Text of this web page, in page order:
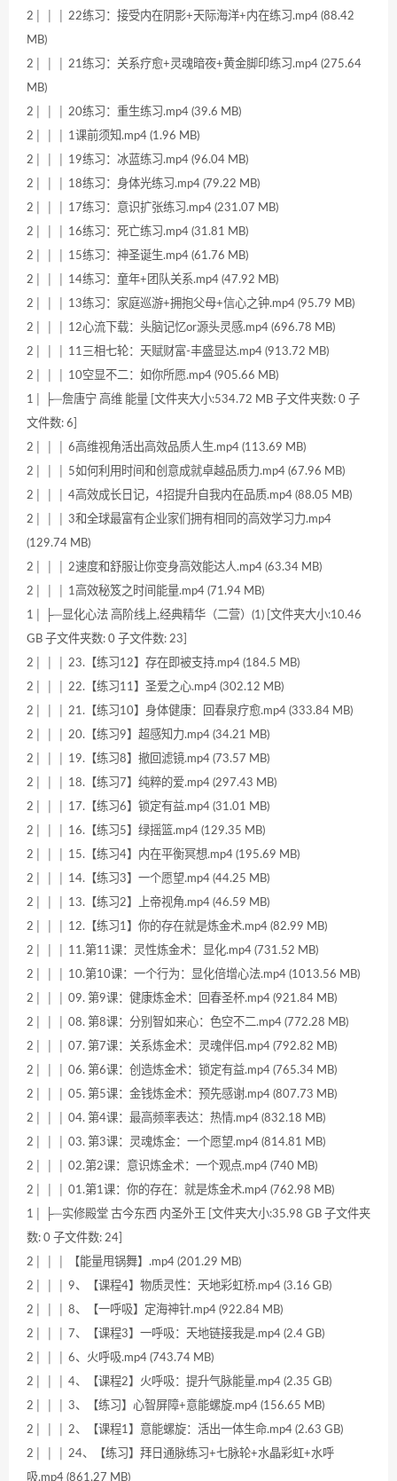
2│ │ │ 22练习：接受内在阴影+天际海洋+内在练习.mp4 (88.42
MB)
2│ │ │ 21练习：关系疗愈+灵魂暗夜+黄金脚印练习.mp4 (275.64
MB)
2│ │ │ 20练习：重生练习.mp4 (39.6 MB)
2│ │ │ 1课前须知.mp4 (1.96 MB)
2│ │ │ 19练习：冰蓝练习.mp4 (96.04 MB)
2│ │ │ 18练习：身体光练习.mp4 (79.22 MB)
2│ │ │ 17练习：意识扩张练习.mp4 (231.07 MB)
2│ │ │ 16练习：死亡练习.mp4 (31.81 MB)
2│ │ │ 15练习：神圣诞生.mp4 (61.76 MB)
2│ │ │ 14练习：童年+团队关系.mp4 (47.92 MB)
2│ │ │ 13练习：家庭巡游+拥抱父母+信心之钟.mp4 (95.79 MB)
2│ │ │ 12心流下载：头脑记忆or源头灵感.mp4 (696.78 MB)
2│ │ │ 11三相七轮：天赋财富-丰盛显达.mp4 (913.72 MB)
2│ │ │ 10空显不二：如你所愿.mp4 (905.66 MB)
1│ ├─詹唐宁 高维 能量 [文件夹大小:534.72 MB 子文件夹数: 0 子
文件数: 6]
2│ │ │ 6高维视角活出高效品质人生.mp4 (113.69 MB)
2│ │ │ 5如何利用时间和创意成就卓越品质力.mp4 (67.96 MB)
2│ │ │ 4高效成长日记，4招提升自我内在品质.mp4 (88.05 MB)
2│ │ │ 3和全球最富有企业家们拥有相同的高效学习力.mp4
(129.74 MB)
2│ │ │ 2速度和舒服让你变身高效能达人.mp4 (63.34 MB)
2│ │ │ 1高效秘笈之时间能量.mp4 (71.94 MB)
1│ ├─显化心法 高阶线上,经典精华（二营）(1) [文件夹大小:10.46
GB 子文件夹数: 0 子文件数: 23]
2│ │ │ 23.【练习12】存在即被支持.mp4 (184.5 MB)
2│ │ │ 22.【练习11】圣爱之心.mp4 (302.12 MB)
2│ │ │ 21.【练习10】身体健康：回春泉疗愈.mp4 (333.84 MB)
2│ │ │ 20.【练习9】超感知力.mp4 (34.21 MB)
2│ │ │ 19.【练习8】撤回滤镜.mp4 (73.57 MB)
2│ │ │ 18.【练习7】纯粹的爱.mp4 (297.43 MB)
2│ │ │ 17.【练习6】锁定有益.mp4 (31.01 MB)
2│ │ │ 16.【练习5】绿摇篮.mp4 (129.35 MB)
2│ │ │ 15.【练习4】内在平衡冥想.mp4 (195.69 MB)
2│ │ │ 14.【练习3】一个愿望.mp4 (44.25 MB)
2│ │ │ 13.【练习2】上帝视角.mp4 (46.59 MB)
2│ │ │ 12.【练习1】你的存在就是炼金术.mp4 (82.99 MB)
2│ │ │ 11.第11课：灵性炼金术：显化.mp4 (731.52 MB)
2│ │ │ 10.第10课：一个行为：显化倍增心法.mp4 (1013.56 MB)
2│ │ │ 09. 第9课：健康炼金术：回春圣杯.mp4 (921.84 MB)
2│ │ │ 08. 第8课：分别智如来心：色空不二.mp4 (772.28 MB)
2│ │ │ 07. 第7课：关系炼金术：灵魂伴侣.mp4 (792.82 MB)
2│ │ │ 06. 第6课：创造炼金术：锁定有益.mp4 (765.34 MB)
2│ │ │ 05. 第5课：金钱炼金术：预先感谢.mp4 (807.73 MB)
2│ │ │ 04. 第4课：最高频率表达：热情.mp4 (832.18 MB)
2│ │ │ 03. 第3课：灵魂炼金：一个愿望.mp4 (814.81 MB)
2│ │ │ 02.第2课：意识炼金术：一个观点.mp4 (740 MB)
2│ │ │ 01.第1课：你的存在：就是炼金术.mp4 (762.98 MB)
1│ ├─实修殿堂 古今东西 内圣外王 [文件夹大小:35.98 GB 子文件夹
数: 0 子文件数: 24]
2│ │ │ 【能量甩锅舞】.mp4 (201.29 MB)
2│ │ │ 9、【课程4】物质灵性：天地彩虹桥.mp4 (3.16 GB)
2│ │ │ 8、【一呼吸】定海神针.mp4 (922.84 MB)
2│ │ │ 7、【课程3】一呼吸：天地链接我是.mp4 (2.4 GB)
2│ │ │ 6、火呼吸.mp4 (743.74 MB)
2│ │ │ 4、【课程2】火呼吸：提升气脉能量.mp4 (2.35 GB)
2│ │ │ 3、【练习】心智屏障+意能螺旋.mp4 (156.65 MB)
2│ │ │ 2、【课程1】意能螺旋：活出一体生命.mp4 (2.63 GB)
2│ │ │ 24、【练习】拜日通脉练习+七脉轮+水晶彩虹+水呼
吸.mp4 (861.27 MB)